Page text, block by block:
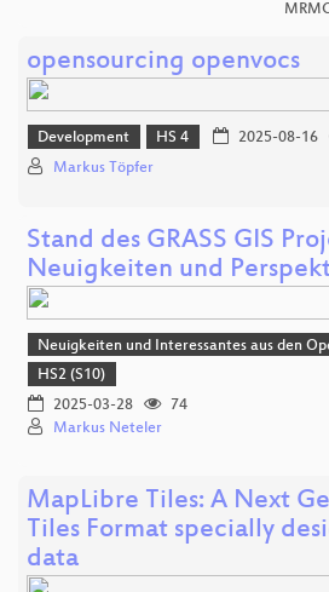
opensourcing openvocs
Development HS 4 2025-08-16
Markus Töpfer
Stand des GRASS GIS
Neuigkeiten und
Neuigkeiten und Interessantes aus den
HS2 (S10)
2025-03-28
74
Markus Neteler
MapLibre Tiles: A Next
Tiles Format specially
data